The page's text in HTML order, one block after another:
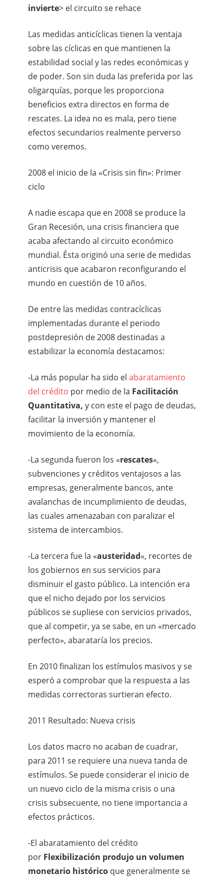
invierte> el circuito se rehace
Las medidas anticíclicas tienen la ventaja
sobre las cíclicas en que mantienen la
estabilidad social y las redes económicas y
de poder. Son sin duda las preferida por las
oligarquías, porque les proporciona
beneficios extra directos en forma de
rescates. La idea no es mala, pero tiene
efectos secundarios realmente perverso
como veremos.
2008 el inicio de la «Crisis sin fin»: Primer
ciclo
A nadie escapa que en 2008 se produce la
Gran Recesión, una crisis financiera que
acaba afectando al circuito económico
mundial. Ésta originó una serie de medidas
anticrisis que acabaron reconfigurando el
mundo en cuestión de 10 años.
De entre las medidas contracíclicas
implementadas durante el periodo
postdepresión de 2008 destinadas a
estabilizar la economía destacamos:
-La más popular ha sido el abaratamiento
del crédito por medio de la Facilitación
Quantitativa, y con este el pago de deudas,
facilitar la inversión y mantener el
movimiento de la economía.
-La segunda fueron los «rescates«,
subvenciones y créditos ventajosos a las
empresas, generalmente bancos, ante
avalanchas de incumplimiento de deudas,
las cuales amenazaban con paralizar el
sistema de intercambios.
-La tercera fue la «austeridad«, recortes de
los gobiernos en sus servicios para
disminuir el gasto público. La intención era
que el nicho dejado por los servicios
públicos se supliese con servicios privados,
que al competir, ya se sabe, en un «mercado
perfecto», abarataría los precios.
En 2010 finalizan los estímulos masivos y se
esperó a comprobar que la respuesta a las
medidas correctoras surtieran efecto.
2011 Resultado: Nueva crisis
Los datos macro no acaban de cuadrar,
para 2011 se requiere una nueva tanda de
estímulos. Se puede considerar el inicio de
un nuevo ciclo de la misma crisis o una
crisis subsecuente, no tiene importancia a
efectos prácticos.
-El abaratamiento del crédito
por Flexibilización produjo un volumen
monetario histórico que generalmente se